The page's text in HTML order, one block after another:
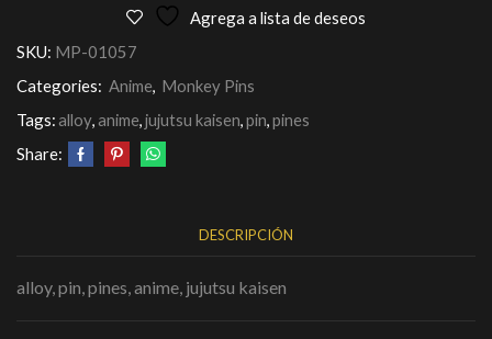
Agrega a lista de deseos
SKU: MP-01057
Categories: Anime, Monkey Pins
Tags:alloy,anime,jujutsu kaisen,pin,pines
Share:
DESCRIPCIÓN
alloy, pin, pines, anime, jujutsu kaisen